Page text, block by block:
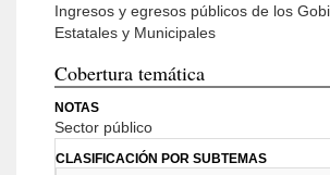
Ingresos y egresos públicos de los
Estatales y Municipales
Cobertura temática
NOTAS
Sector público
CLASIFICACIÓN POR SUBTEMAS